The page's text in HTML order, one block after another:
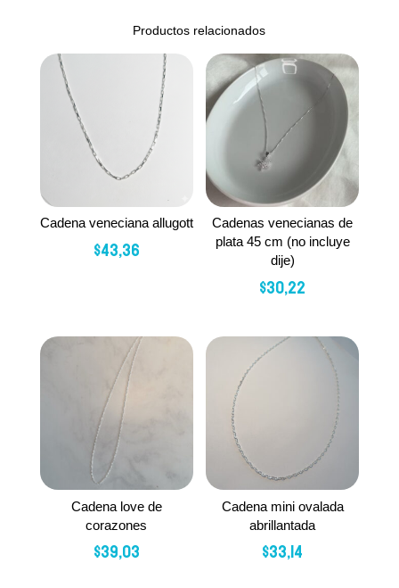
Productos relacionados
Cadena veneciana allugott
$43,36
Cadenas venecianas de
plata 45 cm (no incluye
dije)
$30,22
Cadena love de
corazones
$39,03
Cadena mini ovalada
abrillantada
$33,14